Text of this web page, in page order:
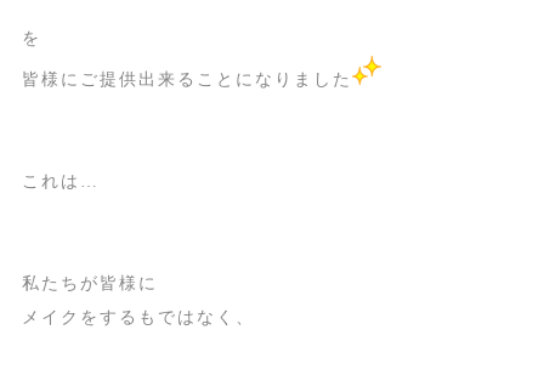
を
皆様にご提供出来ることになりました
これは…
私たちが皆様に
メイクをするもではなく、